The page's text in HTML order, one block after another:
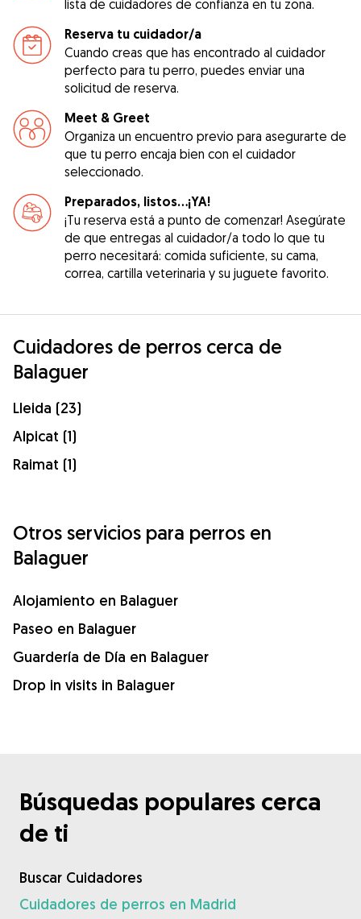
lista de cuidadores de confianza en tu zona.
Reserva tu cuidador/a
Cuando creas que has encontrado al cuidador
perfecto para tu perro, puedes enviar una
solicitud de reserva.
Meet & Greet
Organiza un encuentro previo para asegurarte de
que tu perro encaja bien con el cuidador
seleccionado.
Preparados, listos...¡YA!
¡Tu reserva está a punto de comenzar! Asegúrate
de que entregas al cuidador/a todo lo que tu
perro necesitará: comida suficiente, su cama,
correa, cartilla veterinaria y su juguete favorito.
Cuidadores de perros cerca de
Balaguer
Lleida (23)
Alpicat (1)
Raimat (1)
Otros servicios para perros en
Balaguer
Alojamiento en Balaguer
Paseo en Balaguer
Guardería de Día en Balaguer
Drop in visits in Balaguer
Búsquedas populares cerca
de ti
Buscar Cuidadores
Cuidadores de perros en Madrid